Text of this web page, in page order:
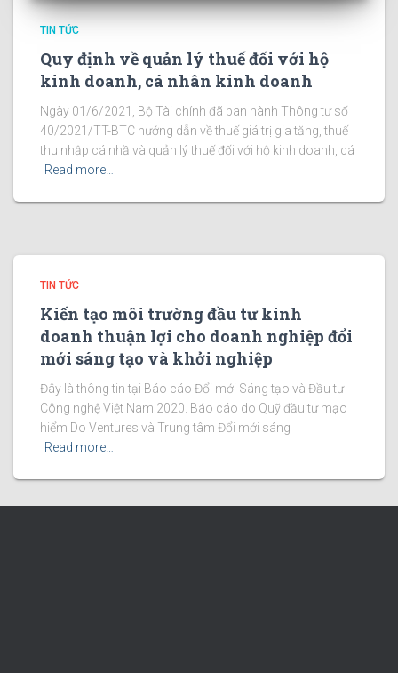
TIN TỨC
Quy định về quản lý thuế đối với hộ
kinh doanh, cá nhân kinh doanh
Ngày 01/6/2021, Bộ Tài chính đã ban hành Thông tư số
40/2021/TT-BTC hướng dẫn về thuế giá trị gia tăng, thuế
thu nhập cá nhầ và quản lý thuế đối với hộ kinh doanh, cá
Read more…
TIN TỨC
Kiến tạo môi trường đầu tư kinh
doanh thuận lợi cho doanh nghiệp đổi
mới sáng tạo và khởi nghiệp
Đây là thông tin tại Báo cáo Đổi mới Sáng tạo và Đầu tư
Công nghệ Việt Nam 2020. Báo cáo do Quỹ đầu tư mạo
hiểm Do Ventures và Trung tâm Đổi mới sáng
Read more…